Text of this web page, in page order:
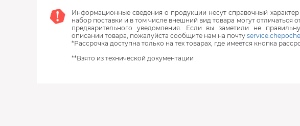
Информационные сведения о продукции несут справочный
набор поставки и в том числе внешний вид товара могут отличаться
предварительного уведомления. Если вы заметили не
описании товара, пожалуйста сообщите нам на почту
*Рассрочка доступна только на тех товарах, где имеется кнопка
**Взято из технической документации